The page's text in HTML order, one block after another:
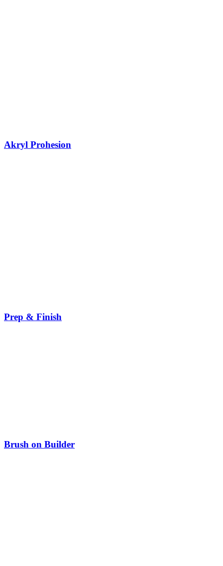
Akryl Prohesion
Prep & Finish
Brush on Builder